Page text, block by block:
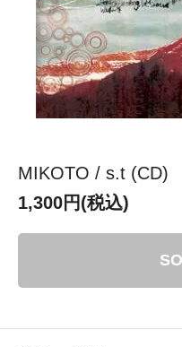
MIKOTO / s.t (CD)
1,300円(税込)